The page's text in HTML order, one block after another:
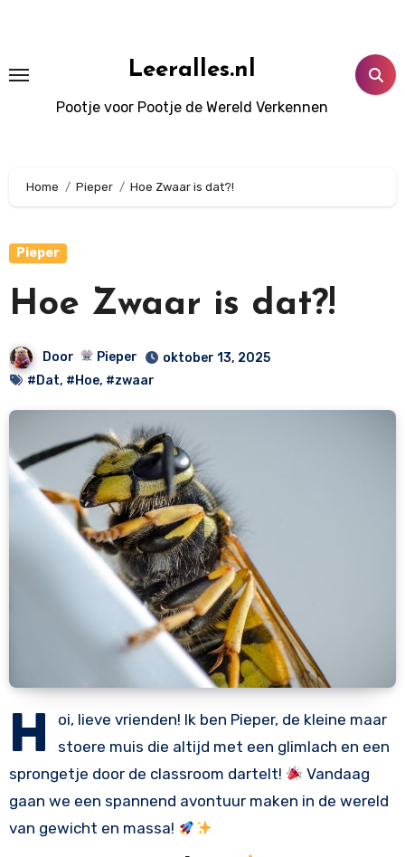
Leeralles.nl
Pootje voor Pootje de Wereld Verkennen
Home Pieper Hoe Zwaar is dat?!
Pieper
Hoe Zwaar is dat?!
Door Pieper
oktober 13, 2025
#Dat, #Hoe, #zwaar
H
oi, lieve vrienden! Ik ben Pieper, de kleine maar
stoere muis die altijd met een glimlach en een
sprongetje door de classroom dartelt!
Vandaag
gaan we een spannend avontuur maken in de wereld
van gewicht en massa!